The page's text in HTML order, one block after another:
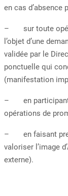
en cas d’absence
– sur toute
l’objet d’une
validée par le
ponctuelle qui
(manifestation
– en participant
opérations de
– en faisant
valoriser l’image
externe).